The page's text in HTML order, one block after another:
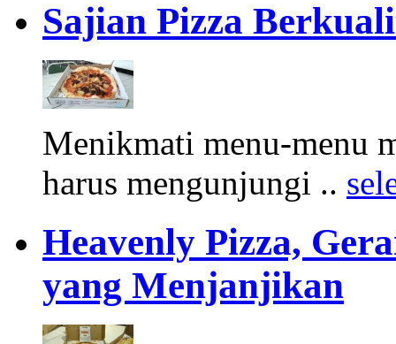
Sajian Pizza
Menikmati menu-menu
harus mengunjungi ..
Heavenly Pizza,
yang Menjanjikan